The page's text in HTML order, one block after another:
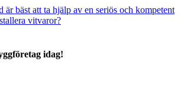
är bäst att ta hjälp av en seriös och kompetent
vitvaror?
idag!